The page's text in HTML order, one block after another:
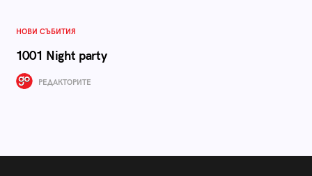
НОВИ СЪБИТИЯ
1001 Night party
РЕДАКТОРИТЕ